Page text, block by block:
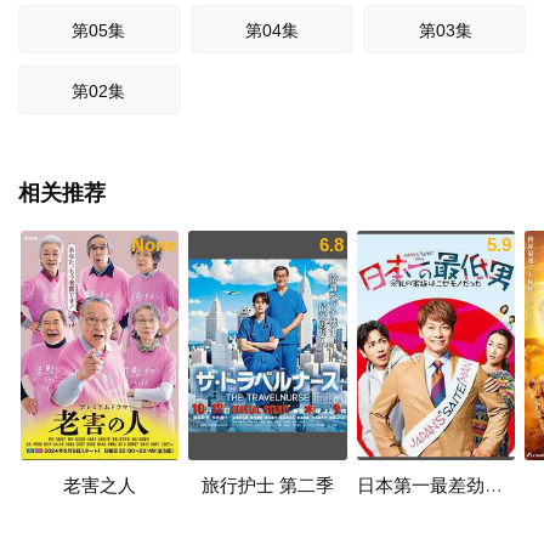
第05集 第04集 第03集
第02集
相关推荐
None
老害之人
6.8
旅行护士 第二季
5.9
日本第一最差劲男人 ※我的家人是冒牌货